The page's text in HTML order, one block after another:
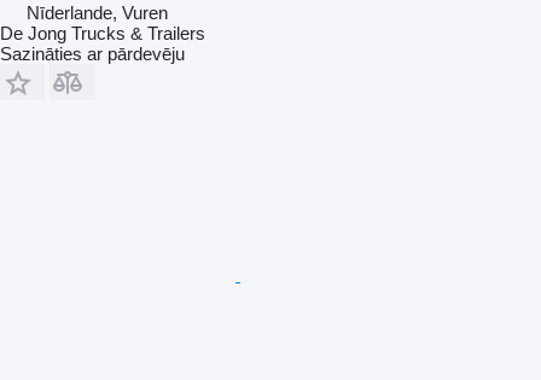
Nīderlande, Vuren
De Jong Trucks & Trailers
Sazināties ar pārdevēju